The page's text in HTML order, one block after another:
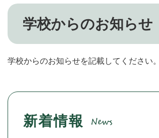
学校からのお知らせ
学校からのお知らせを記載してください。
新着情報